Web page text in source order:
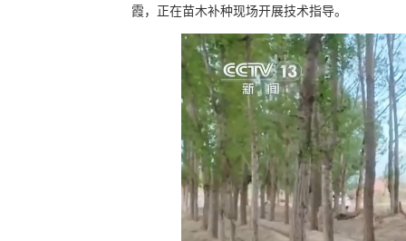
霞，正在苗木补种现场开展技术指导。